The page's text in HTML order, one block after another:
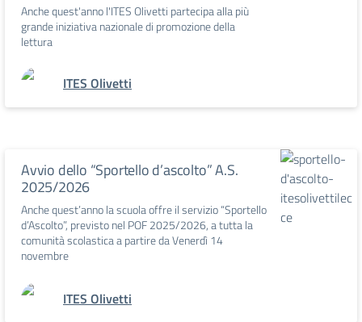
Anche quest'anno l'ITES Olivetti partecipa alla più
grande iniziativa nazionale di promozione della
lettura
ITES Olivetti
Avvio dello “Sportello d’ascolto” A.S.
2025/2026
Anche quest’anno la scuola offre il servizio “Sportello
d’Ascolto”, previsto nel POF 2025/2026, a tutta la
comunità scolastica a partire da Venerdì 14
novembre
ITES Olivetti